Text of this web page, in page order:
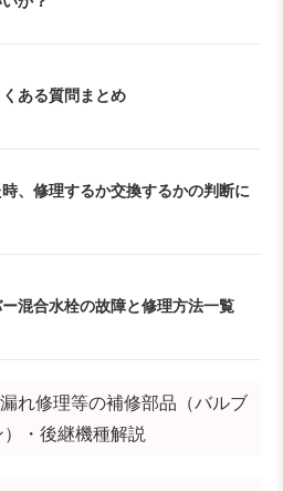
ある質問まとめ
、修理するか交換するかの判断に
混合水栓の故障と修理方法一覧
れ修理等の補修部品（バルブ
・後継機種解説